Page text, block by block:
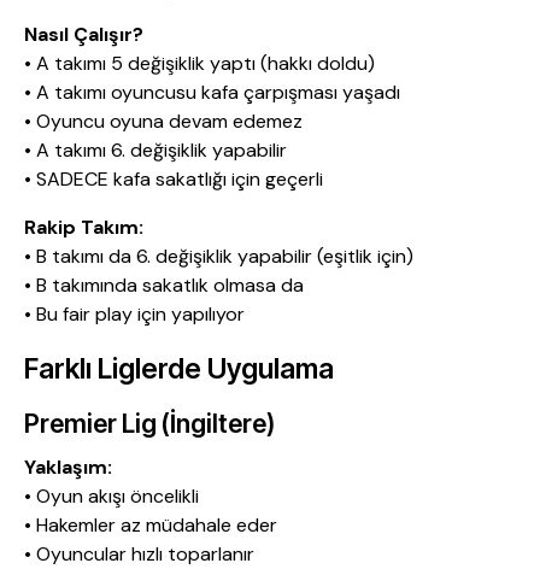
Nasıl Çalışır?
• A takımı 5 değişiklik yaptı (hakkı doldu)
• A takımı oyuncusu kafa çarpışması yaşadı
• Oyuncu oyuna devam edemez
• A takımı 6. değişiklik yapabilir
• SADECE kafa sakatlığı için geçerli
Rakip Takım:
• B takımı da 6. değişiklik yapabilir (eşitlik için)
• B takımında sakatlık olmasa da
• Bu fair play için yapılıyor
Farklı Liglerde Uygulama
Premier Lig (İngiltere)
Yaklaşım:
• Oyun akışı öncelikli
• Hakemler az müdahale eder
• Oyuncular hızlı toparlanır